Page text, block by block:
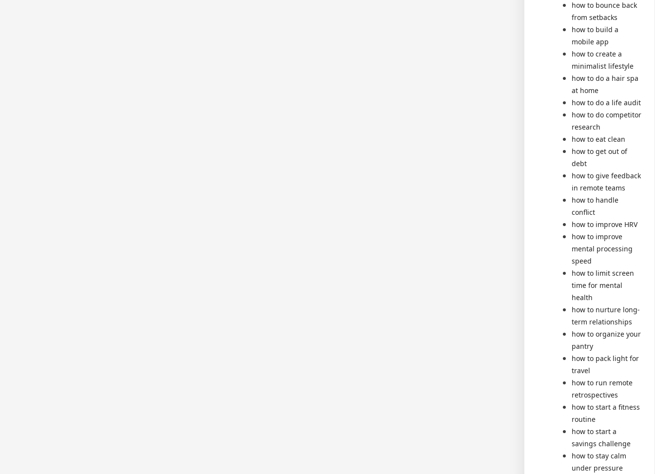
how to bounce back
from setbacks
how to build a
mobile app
how to create a
minimalist lifestyle
how to do a hair spa
at home
how to do a life audit
how to do competitor
research
how to eat clean
how to get out of
debt
how to give feedback
in remote teams
how to handle
conflict
how to improve HRV
how to improve
mental processing
speed
how to limit screen
time for mental
health
how to nurture long-
term relationships
how to organize your
pantry
how to pack light for
travel
how to run remote
retrospectives
how to start a fitness
routine
how to start a
savings challenge
how to stay calm
under pressure